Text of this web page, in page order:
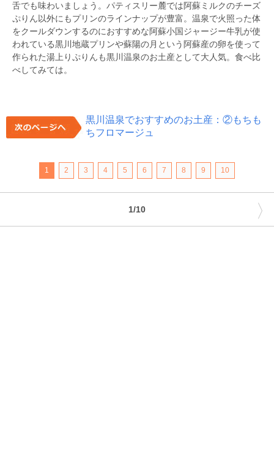
舌でも味わいましょう。パティスリー麓では阿蘇ミルクのチーズ
ぷりん以外にもプリンのラインナップが豊富。温泉で火照った体
をクールダウンするのにおすすめな阿蘇小国ジャージー牛乳が使
われている黒川地蔵プリンや蘇陽の月という阿蘇産の卵を使って
作られた湯上りぷりんも黒川温泉のお土産として大人気。食べ比
べしてみては。
黒川温泉でおすすめのお土産：②もちも
ちフロマージュ
1 2 3 4 5 6 7 8 9 10
1/10 〉